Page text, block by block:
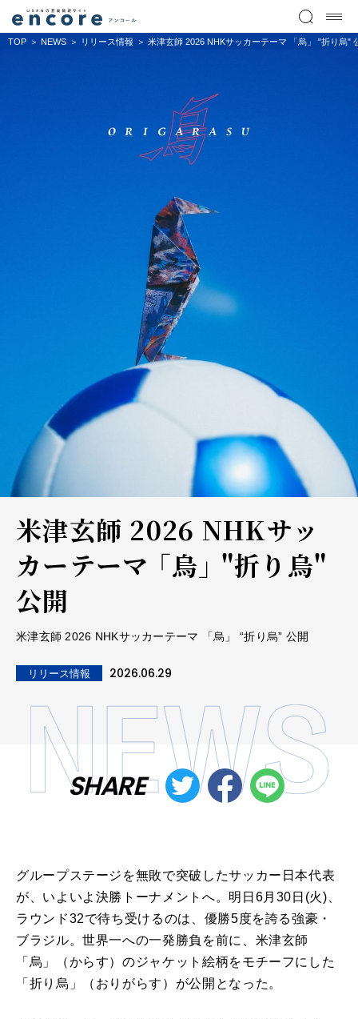
TOP NEWS リリース情報 米津玄師 2026 NHKサッカーテーマ 「烏」 "折り烏"
米津玄師 2026 NHKサッ
カーテーマ 「烏」 "折り烏"
公開
米津玄師 2026 NHKサッカーテーマ 「烏」 “折り烏” 公開
リリース情報 2026.06.29
SHARE
グループステージを無敗で突破したサッカー日本代表
が、いよいよ決勝トーナメントへ。明日 6月 30 日 (火)
ラウンド32で待ち受けるのは、優勝5度を誇る強豪・
ブラジル。世界一への一発勝負を前に、米津玄師
「烏」（からす）のジャケット絵柄をモチーフにした
「折り烏」（おりがらす）が公開となった。